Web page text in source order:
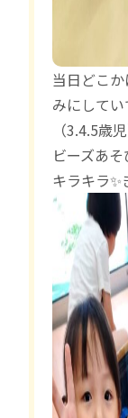
当日どこ
みにしてい
（3.4.5歳児
ビーズあそ
キラキラ